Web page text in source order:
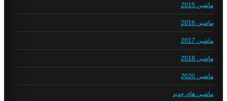
ماشین 2015
ماشین 2016
ماشین 2017
ماشین 2018
ماشین 2020
ماشین های جدید